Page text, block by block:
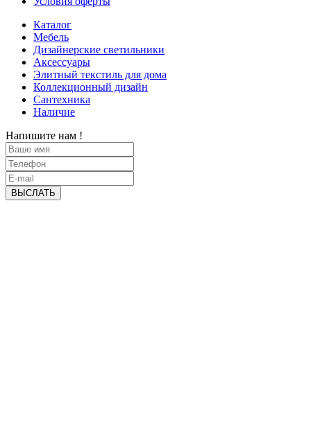
Каталог
Мебель
Дизайнерские светильники
Аксессуары
Элитный текстиль для дома
Коллекционный дизайн
Сантехника
Наличие
Напишите нам !
ВЫСЛАТЬ